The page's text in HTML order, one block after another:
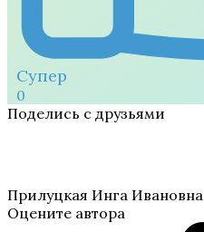
Супер
0
Поделись с друзьями
Прилуцкая Инга Ивановна
Оцените автора